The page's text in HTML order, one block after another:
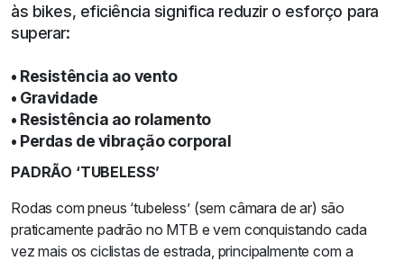
às bikes, eficiência significa reduzir o esforço para
superar:
• Resistência ao vento
• Gravidade
• Resistência ao rolamento
• Perdas de vibração corporal
PADRÃO ‘TUBELESS’
Rodas com pneus ‘tubeless’ (sem câmara de ar) são
praticamente padrão no MTB e vem conquistando cada
vez mais os ciclistas de estrada, principalmente com a